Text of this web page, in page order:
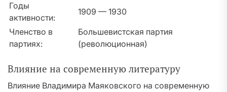
Годы
активности:
1909 — 1930
Членство в
партиях:
Большевистская партия
(революционная)
Влияние на современную литературу
Влияние Владимира Маяковского на современную